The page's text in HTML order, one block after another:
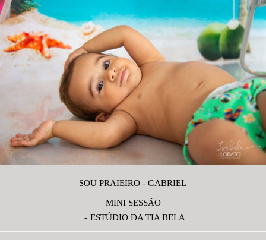
SOU PRAIEIRO - GABRIEL
MINI SESSÃO
ESTÚDIO DA TIA BELA